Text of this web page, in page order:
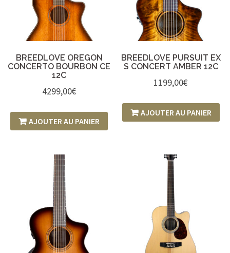
BREEDLOVE OREGON
CONCERTO BOURBON CE
12C
4299,00€
AJOUTER AU PANIER
BREEDLOVE PURSUIT EX
S CONCERT AMBER 12C
1199,00€
AJOUTER AU PANIER